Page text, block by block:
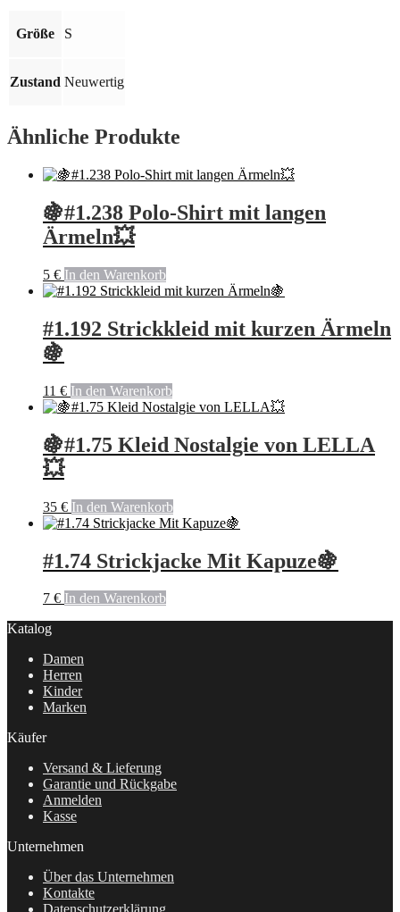
Größe S
Zustand Neuwertig
Ähnliche Produkte
🍇#1.238 Polo-Shirt mit langen
Ärmeln💥
5 € In den Warenkorb
#1.192 Strickkleid mit kurzen Ärmeln
🍇
11 € In den Warenkorb
🍇#1.75 Kleid Nostalgie von LELLA
💥
35 € In den Warenkorb
#1.74 Strickjacke Mit Kapuze🍇
7 € In den Warenkorb
Katalog
Damen
Herren
Kinder
Marken
Käufer
Versand & Lieferung
Garantie und Rückgabe
Anmelden
Kasse
Unternehmen
Über das Unternehmen
Kontakte